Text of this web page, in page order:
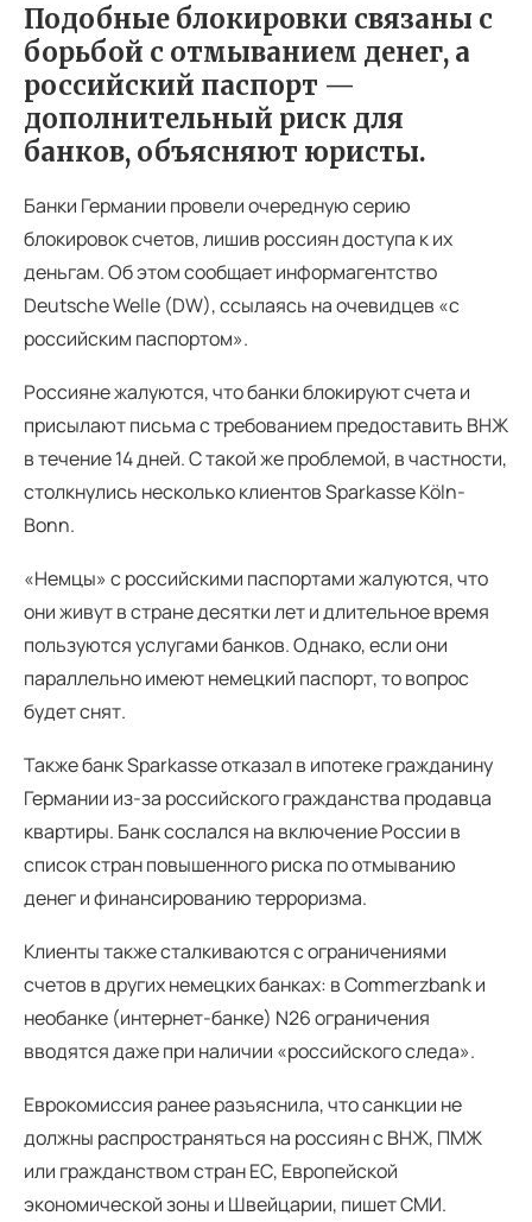
Подобные блокировки связаны с
борьбой с отмыванием денег, а
российский паспорт —
дополнительный риск для
банков, объясняют юристы.
Банки Германии провели очередную серию
блокировок счетов, лишив россиян доступа к их
деньгам. Об этом сообщает информагентство
Deutsche Welle (DW), ссылаясь на очевидцев «с
российским паспортом».
Россияне жалуются, что банки блокируют счета и
присылают письма с требованием предоставить ВНЖ
в течение 14 дней. С такой же проблемой, в частности,
столкнулись несколько клиентов Sparkasse Köln-
Bonn.
«Немцы» с российскими паспортами жалуются, что
они живут в стране десятки лет и длительное время
пользуются услугами банков. Однако, если они
параллельно имеют немецкий паспорт, то вопрос
будет снят.
Также банк Sparkasse отказал в ипотеке гражданину
Германии из-за российского гражданства продавца
квартиры. Банк сослался на включение России в
список стран повышенного риска по отмыванию
денег и финансированию терроризма.
Клиенты также сталкиваются с ограничениями
счетов в других немецких банках: в Commerzbank и
необанке (интернет-банке) N26 ограничения
вводятся даже при наличии «российского следа».
Еврокомиссия ранее разъяснила, что санкции не
должны распространяться на россиян с ВНЖ, ПМЖ
или гражданством стран ЕС, Европейской
экономической зоны и Швейцарии, пишет СМИ.